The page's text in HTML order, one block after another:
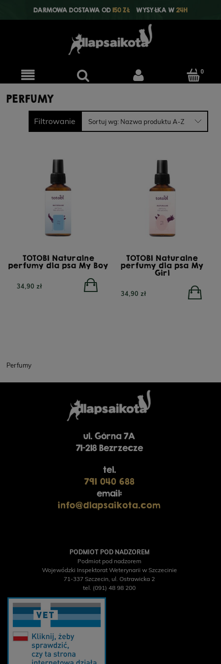
DARMOWA DOSTAWA OD150 ZŁ WYSYŁKA W24H
YORA Small Breed Mono
Insect Superfood, sucha
ras z insektami, 6kg
PERFUMY
Filtrowanie Sortuj wg: Nazwa produktu A-Z
TOTOBI Naturalne
perfumy dla psa My Boy
34,90 zł
TOTOBI Naturalne
perfumy dla psa My
Girl
34,90 zł
Perfumy
ul. Górna 7A
71-218 Bezrzecze
tel.
791 040 688
email:
info@dlapsaikota.com
PODMIOT POD NADZOREM
Podmiot pod nadzorem
Wojewódzki Inspektorat Weterynarii w Szczecinie
71-337 Szczecin, ul. Ostrawicka 2
tel. (091) 48 98 200